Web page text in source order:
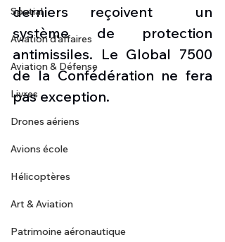
Spatial
Aviation d'affaires
Aviation & Défense
Livres
Drones aériens
Avions école
Hélicoptères
Art & Aviation
Patrimoine aéronautique
derniers reçoivent  un
système de protection
antimissiles. Le Global 7500
de la Confédération ne fera
pas exception.